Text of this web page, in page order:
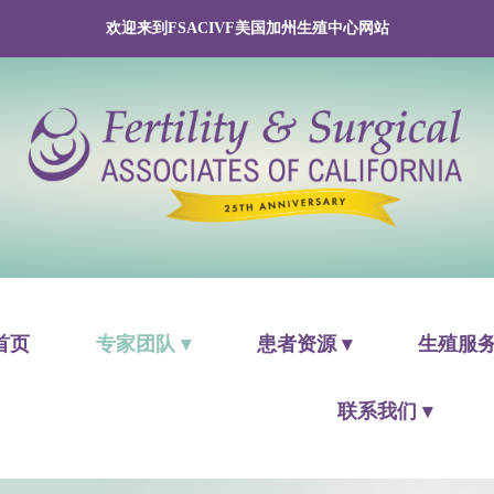
欢迎来到FSACIVF美国加州生殖中心网站
页 专家团队 ▾ 患者资源 ▾ 生殖服
联系我们 ▾